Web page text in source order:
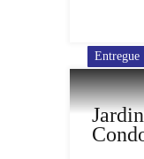
Entregue